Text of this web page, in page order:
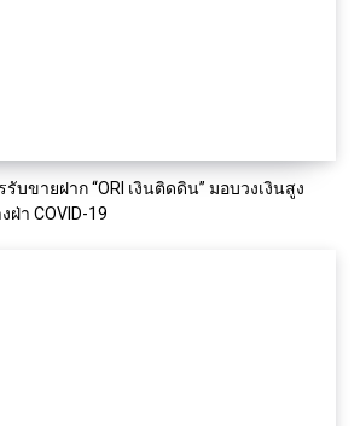
บขายฝาก “ORI เงินติดดิน” มอบวงเงินสูง
ฝ่า COVID-19